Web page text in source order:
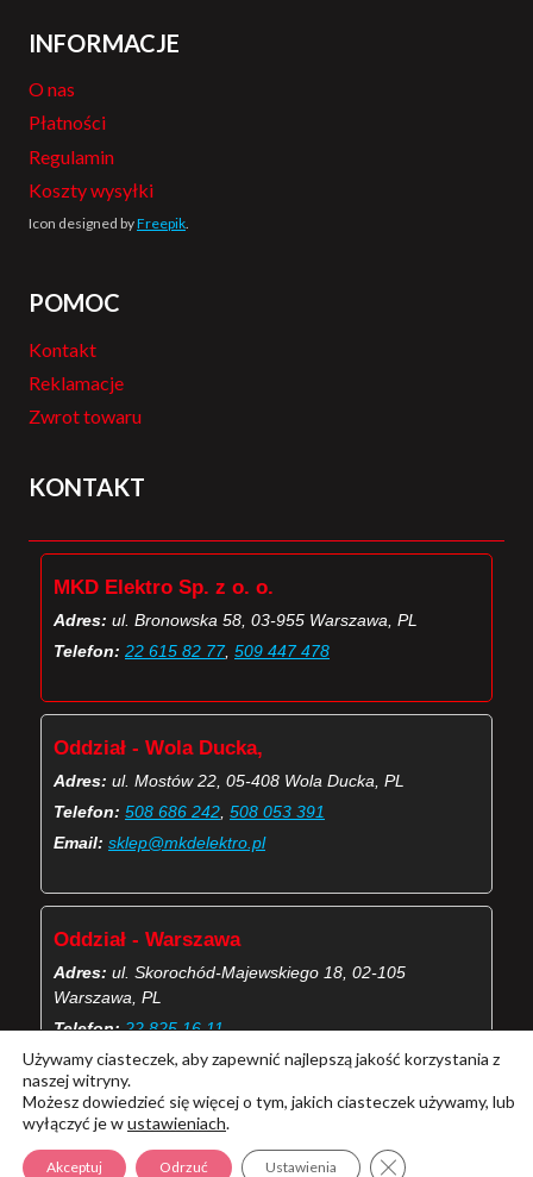
INFORMACJE
O nas
Płatności
Regulamin
Koszty wysyłki
Icon designed byFreepik.
POMOC
Kontakt
Reklamacje
Zwrot towaru
KONTAKT
MKD Elektro Sp. z o. o.
Adres: ul. Bronowska 58, 03-955 Warszawa, PL
Telefon: 22 615 82 77, 509 447 478
Oddział - Wola Ducka,
Adres: ul. Mostów 22, 05-408 Wola Ducka, PL
Telefon: 508 686 242 508 053 391
Email: sklep@mkdelektro.pl
Oddział - Warszawa
Adres: ul. Skorochód-Majewskiego 18, 02-105
Warszawa, PL
Telefon: 22 825 16 11
Email: skorochod@mkdelektro.pl
(Więcej o kontaktach MKD Elektro)
Używamy ciasteczek, aby zapewnić najlepszą jakość korzystania z
naszej witryny.
Możesz dowiedzieć się więcej o tym, jakich ciasteczek używamy, lub
wyłączyć je wustawieniach.
Akceptuj Odrzuć Ustawienia Zamknij panel